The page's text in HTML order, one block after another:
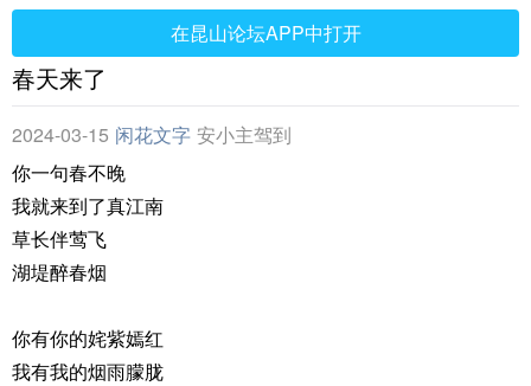
在昆山论坛APP中打开
春天来了
2024-03-15 闲花文字 安小主驾到
你一句春不晚
我就来到了真江南
草长伴莺飞
湖堤醉春烟
你有你的姹紫嫣红
我有我的烟雨朦胧